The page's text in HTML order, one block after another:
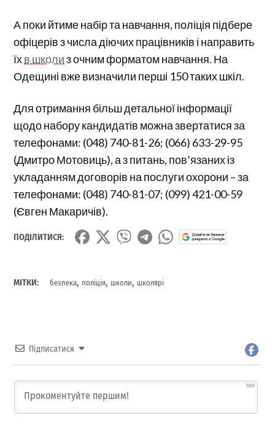
А поки йтиме набір та навчання, поліція підбере
офіцерів з числа діючих працівників і направить
їхв школиз очним форматом навчання. На
Одещині вже визначили перші 150 таких шкіл.
Для отримання більш детальної інформації
щодо набору кандидатів можна звертатися за
телефонами: (048) 740-81-26; (066) 633-29-95
(Дмитро Мотовиць), а з питань, пов’язаних із
укладанням договорів на послуги охорони – за
телефонами: (048) 740-81-07; (099) 421-00-59
(Євген Макаричів).
ПОДІЛИТИСЯ:
МІТКИ: безпека, поліція, школи, школярі
Підписатися
500